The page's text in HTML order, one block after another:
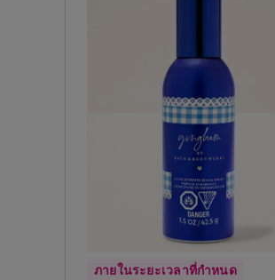
ภายในระยะเวลาที่กำหนด